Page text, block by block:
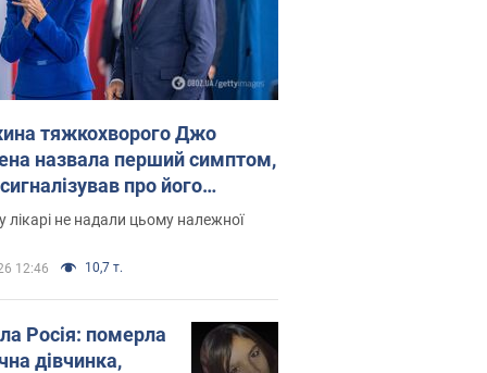
тяжкохворого Джо
назвала перший симптом,
про його
рак
лікарі не надали цьому належної
12:46 10,7 т.
Росія: померла
дівчинка,